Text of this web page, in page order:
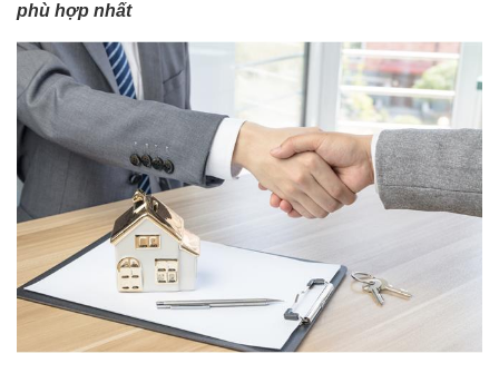
phù hợp nhất